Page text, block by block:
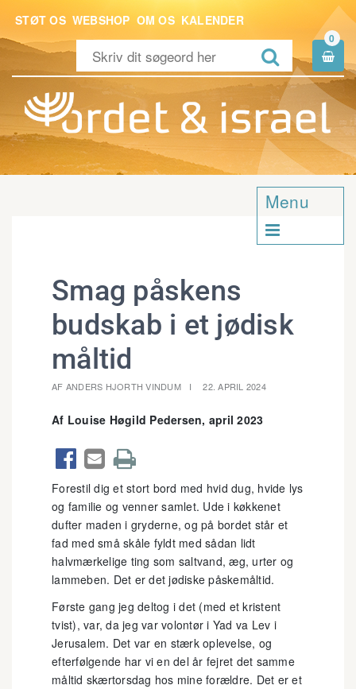
STØT OS WEBSHOP OM OS KALENDER

0

Menu

Smag påskens
budskab i et jødisk
måltid
AF ANDERS HJORTH VINDUM 22. APRIL 2024
Af Louise Høgild Pedersen, april 2023
  
Forestil dig et stort bord med hvid dug, hvide lys
og familie og venner samlet. Ude i køkkenet
dufter maden i gryderne, og på bordet står et
fad med små skåle fyldt med sådan lidt
halvmærkelige ting som saltvand, æg, urter og
lammeben. Det er det jødiske påskemåltid.
Første gang jeg deltog i det (med et kristent
tvist), var, da jeg var volontør i Yad va Lev i
Jerusalem. Det var en stærk oplevelse, og
efterfølgende har vi en del år fejret det samme
måltid skærtorsdag hos mine forældre. Det er et